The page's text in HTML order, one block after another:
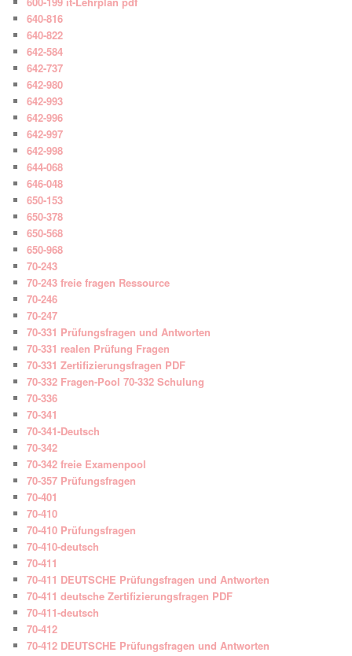
640-816
640-822
642-584
642-737
642-980
642-993
642-996
642-997
642-998
644-068
646-048
650-153
650-378
650-568
650-968
70-243
70-243 freie fragen Ressource
70-246
70-247
70-331 Prüfungsfragen und Antworten
70-331 realen Prüfung Fragen
70-331 Zertifizierungsfragen PDF
70-332 Fragen-Pool 70-332 Schulung
70-336
70-341
70-341-Deutsch
70-342
70-342 freie Examenpool
70-357 Prüfungsfragen
70-401
70-410
70-410 Prüfungsfragen
70-410-deutsch
70-411
70-411 DEUTSCHE Prüfungsfragen und Antworten
70-411 deutsche Zertifizierungsfragen PDF
70-411-deutsch
70-412
70-412 DEUTSCHE Prüfungsfragen und Antworten